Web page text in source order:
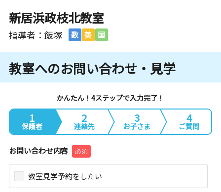
新居浜政枝北教室
指導者：飯塚 数 英 国
教室へのお問い合わせ・見学
かんたん！4ステップで入力完了！
1
保護者
2
連絡先
3
お子さま
4
ご質問
お問い合わせ内容 必須
教室見学予約をしたい